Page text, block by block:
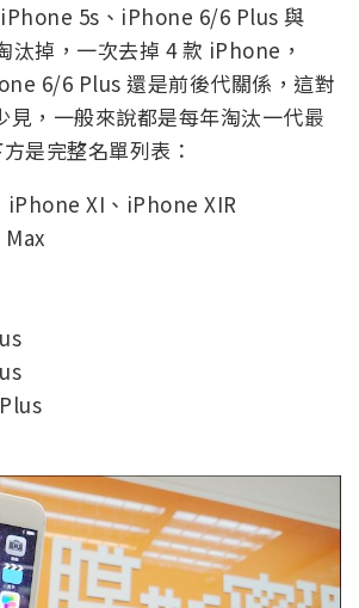
5s、iPhone 6/6 Plus 與
汰掉，一次去掉 4 款 iPhone，
6/6 Plus 還是前後代關係，這對
，一般來說都是每年淘汰一代最
是完整名單列表：
iPhone XI、iPhone XIR